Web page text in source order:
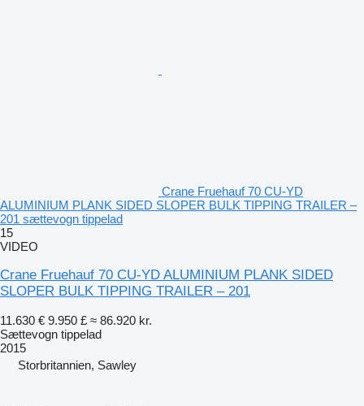
Crane Fruehauf 70 CU-YD
ALUMINIUM PLANK SIDED SLOPER BULK TIPPING TRAILER –
201 sættevogn tippelad
15
VIDEO
Crane Fruehauf 70 CU-YD ALUMINIUM PLANK SIDED
SLOPER BULK TIPPING TRAILER – 201
11.630 € 9.950 £ ≈ 86.920 kr.
Sættevogn tippelad
2015
Storbritannien, Sawley